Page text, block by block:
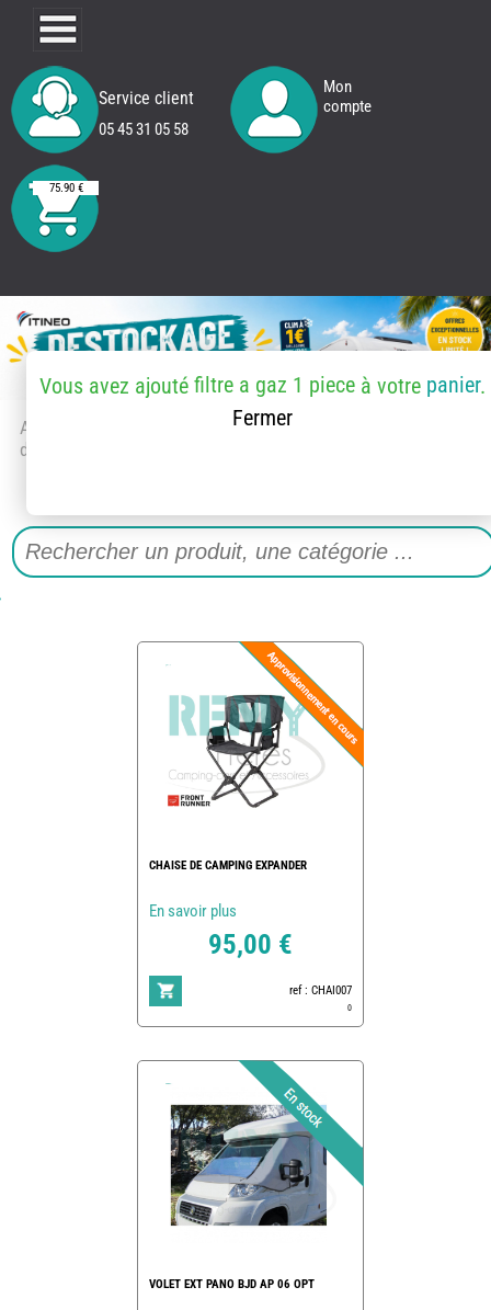
Service client
05 45 31 05 58
Mon
compte
75.90 €
Accueil
> Accessoires et pièces
détachées
Vous avez ajouté filtre a gaz 1 pieceà votre panier.
Fermer
CHAISE DE CAMPING EXPANDER
En savoir plus
95,00 €
ref : CHAI007
0
VOLET EXT PANO BJD AP 06 OPT